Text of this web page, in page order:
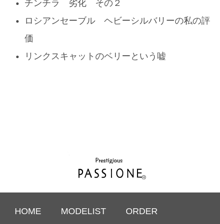
チンチラ 劣化 その２
ロシアンセーブル ヘビーシルバリーの私の評
価
リンクスキャットのベリーという嘘
HOME MODELIST ORDER